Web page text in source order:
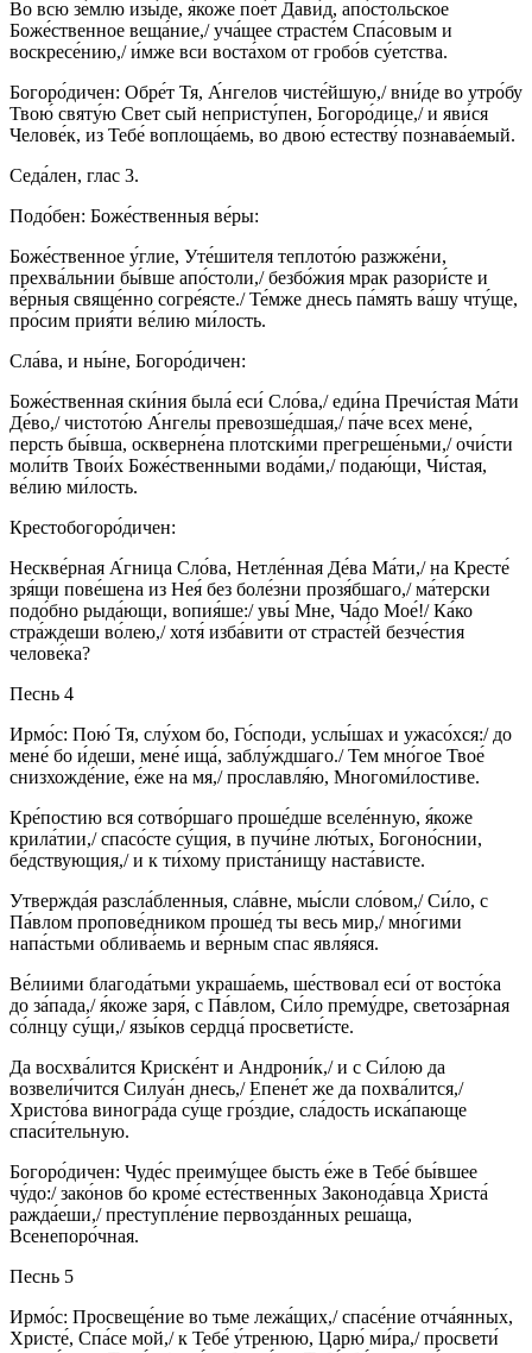
Во всю зе́млю изы́де, я́коже пое́т Дави́д, апо́стольское
Боже́ственное веща́ние,/ уча́щее страсте́м Спа́совым и
воскресе́нию,/ и́мже вси воста́хом от гробо́в су́етства.
Богоро́дичен: Обре́т Тя, А́нгелов чисте́йшую,/ вни́де во утро́бу
Твою́ святу́ю Свет сый непристу́пен, Богоро́дице,/ и яви́ся
Челове́к, из Тебе́ воплоща́емь, во двою́ естеству́ познава́емый.
Седа́лен, глас 3.
Подо́бен: Боже́ственныя ве́ры:
Боже́ственное у́глие, Уте́шителя теплото́ю разжже́ни,
прехва́льнии бы́вше апо́столи,/ безбо́жия мрак разори́сте и
ве́рныя свяще́нно согре́ясте./ Те́мже днесь па́мять ва́шу чту́ще,
про́сим прия́ти ве́лию ми́лость.
Сла́ва, и ны́не, Богоро́дичен:
Боже́ственная ски́ния была́ еси́ Сло́ва,/ еди́на Пречи́стая Ма́ти
Де́во,/ чистото́ю А́нгелы превозше́дшая,/ па́че всех мене́,
персть бы́вша, оскверне́на плотски́ми прегреше́ньми,/ очи́сти
моли́тв Твои́х Боже́ственными вода́ми,/ подаю́щи, Чи́стая,
ве́лию ми́лость.
Крестобогоро́дичен:
Нескве́рная А́гница Сло́ва, Нетле́нная Де́ва Ма́ти,/ на Кресте́
зря́щи пове́шена из Нея́ без боле́зни прозя́бшаго,/ ма́терски
подо́бно рыда́ющи, вопия́ше:/ увы́ Мне, Ча́до Мое́!/ Ка́ко
стра́ждеши во́лею,/ хотя́ изба́вити от страсте́й безче́стия
челове́ка?
Песнь 4
Ирмо́с: Пою́ Тя, слу́хом бо, Го́споди, услы́шах и ужасо́хся:/ до
мене́ бо и́деши, мене́ ища́, заблу́ждшаго./ Тем мно́гое Твое́
снизхожде́ние, е́же на мя,/ прославля́ю, Многоми́лостиве.
Кре́постию вся сотво́ршаго проше́дше вселе́нную, я́коже
крила́тии,/ спасо́сте су́щия, в пучи́не лю́тых, Богоно́снии,
бе́дствующия,/ и к ти́хому приста́нищу наста́висте.
Утвержда́я разсла́бленныя, сла́вне, мы́сли сло́вом,/ Си́ло, с
Па́влом пропове́дником проше́д ты весь мир,/ мно́гими
напа́стьми облива́емь и ве́рным спас явля́яся.
Ве́лиими благода́тьми украша́емь, ше́ствовал еси́ от восто́ка
до за́пада,/ я́коже заря́, с Па́влом, Си́ло прему́дре, светоза́рная
со́лнцу су́щи,/ язы́ков сердца́ просвети́сте.
Да восхва́лится Криске́нт и Андрони́к,/ и с Си́лою да
возвели́чится Силуа́н днесь,/ Епене́т же да похва́лится,/
Христо́ва виногра́да су́ще гро́здие, сла́дость иска́пающе
спаси́тельную.
Богоро́дичен: Чуде́с преиму́щее бысть е́же в Тебе́ бы́вшее
чу́до:/ зако́нов бо кроме́ есте́ственных Законода́вца Христа́
ражда́еши,/ преступле́ние первозда́нных реша́ща,
Всенепоро́чная.
Песнь 5
Ирмо́с: Просвеще́ние во тьме лежа́щих,/ спасе́ние отча́янных,
Христе́, Спа́се мой,/ к Тебе́ у́тренюю, Царю́ ми́ра,/ просвети́